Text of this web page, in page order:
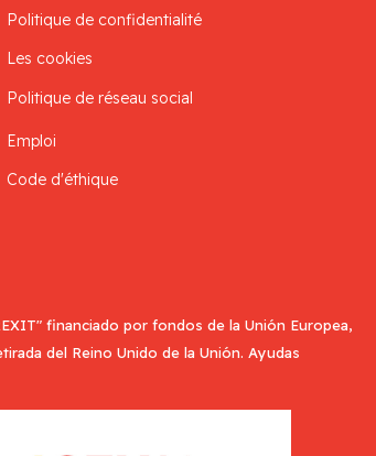
Politique de confidentialité
Les cookies
Politique de réseau social
Emploi
Code d'éthique
financiado por fondos de la Unión Europea,
del Reino Unido de la Unión. Ayudas